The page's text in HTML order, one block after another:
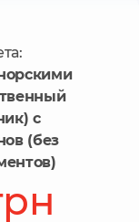
с
(без